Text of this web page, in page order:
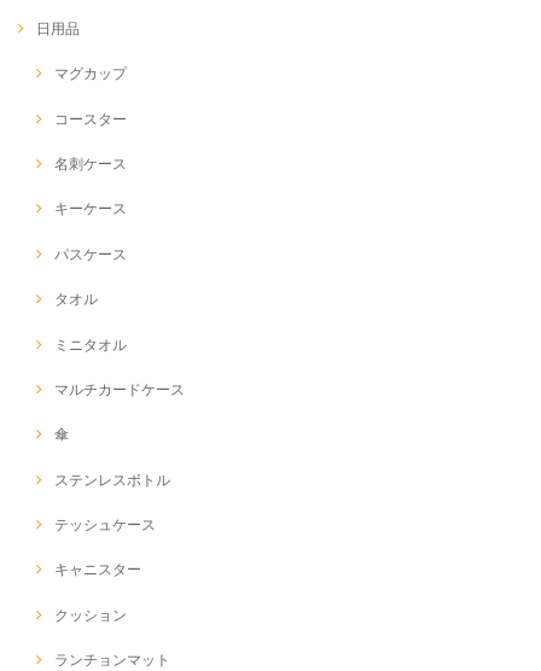
日用品
マグカップ
コースター
名刺ケース
キーケース
パスケース
タオル
ミニタオル
マルチカードケース
傘
ステンレスボトル
テッシュケース
キャニスター
クッション
ランチョンマット